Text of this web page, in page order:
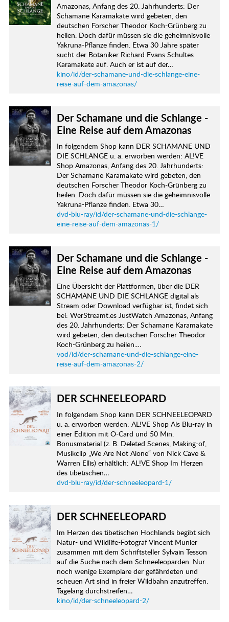
Amazonas, Anfang des 20. Jahrhunderts: Der
Schamane Karamakate wird gebeten, den
deutschen Forscher Theodor Koch-Grünberg zu
heilen. Doch dafür müssen sie die geheimnisvolle
Yakruna-Pflanze finden. Etwa 30 Jahre später
sucht der Botaniker Richard Evans Schultes
Karamakate auf. Auch er ist auf der…
kino/id/der-schamane-und-die-schlange-eine-
reise-auf-dem-amazonas/
Der Schamane und die Schlange -
Eine Reise auf dem Amazonas
In folgendem Shop kann DER SCHAMANE UND
DIE SCHLANGE u. a. erworben werden: AL!VE
Shop Amazonas, Anfang des 20. Jahrhunderts:
Der Schamane Karamakate wird gebeten, den
deutschen Forscher Theodor Koch-Grünberg zu
heilen. Doch dafür müssen sie die geheimnisvolle
Yakruna-Pflanze finden. Etwa 30…
dvd-blu-ray/id/der-schamane-und-die-schlange-
eine-reise-auf-dem-amazonas-1/
Der Schamane und die Schlange -
Eine Reise auf dem Amazonas
Eine Übersicht der Plattformen, über die DER
SCHAMANE UND DIE SCHLANGE digital als
Stream oder Download verfügbar ist, findet sich
bei: WerStreamt.es JustWatch Amazonas, Anfang
des 20. Jahrhunderts: Der Schamane Karamakate
wird gebeten, den deutschen Forscher Theodor
Koch-Grünberg zu heilen.…
vod/id/der-schamane-und-die-schlange-eine-
reise-auf-dem-amazonas-2/
DER SCHNEELEOPARD
In folgendem Shop kann DER SCHNEELEOPARD
u. a. erworben werden: AL!VE Shop Als Blu-ray in
einer Edition mit O-Card und 50 Min.
Bonusmaterial (z. B. Deleted Scenes, Making-of,
Musikclip „We Are Not Alone“ von Nick Cave &
Warren Ellis) erhältlich: AL!VE Shop Im Herzen
des tibetischen…
dvd-blu-ray/id/der-schneeleopard-1/
DER SCHNEELEOPARD
Im Herzen des tibetischen Hochlands begibt sich
Natur- und Wildlife-Fotograf Vincent Munier
zusammen mit dem Schriftsteller Sylvain Tesson
auf die Suche nach dem Schneeleoparden. Nur
noch wenige Exemplare der gefährdeten und
scheuen Art sind in freier Wildbahn anzutreffen.
Tagelang durchstreifen…
kino/id/der-schneeleopard-2/